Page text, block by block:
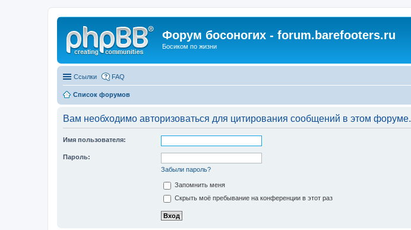
Форум босоногих - forum.barefooters.ru
Босиком по жизни
Ссылки FAQ
Список форумов
Вам необходимо авторизоваться для цитирования сообщений в этом форуме.
Имя пользователя:
Пароль:
Забыли пароль?
Запомнить меня
Скрыть моё пребывание на конференции в этот раз